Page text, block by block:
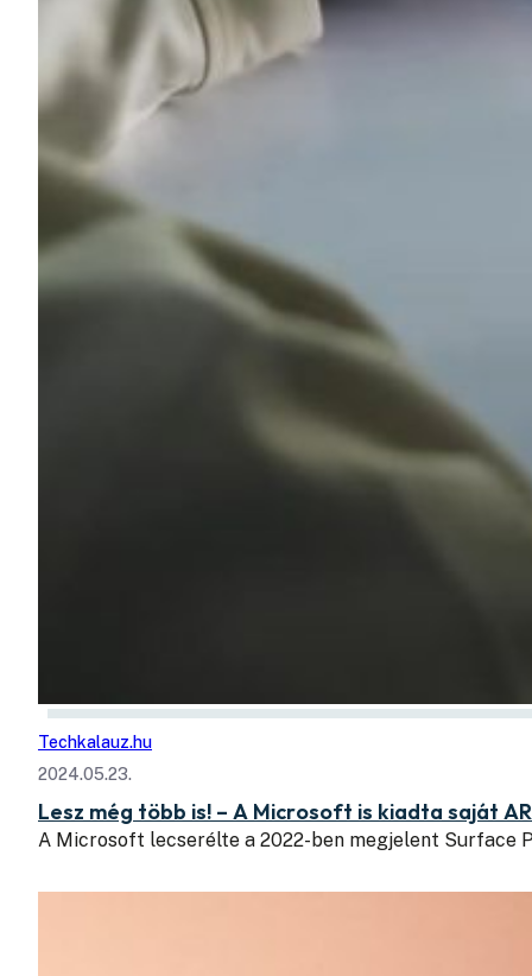
Techkalauz.hu
2024.05.23.
Lesz még több is! – A Microsoft is kiadta saját
A Microsoft lecserélte a 2022-ben megjelent Surface